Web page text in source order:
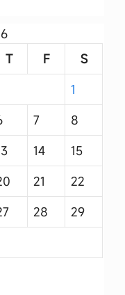
T F
S
1
7
8
14
15
21
22
28
29